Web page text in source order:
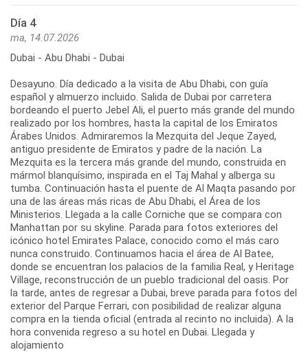
Día 4
ma, 14.07.2026
Dubai - Abu Dhabi - Dubai
Desayuno. Día dedicado a la visita de Abu Dhabi, con guía
español y almuerzo incluido. Salida de Dubai por carretera
bordeando el puerto Jebel Ali, el puerto más grande del mundo
realizado por los hombres, hasta la capital de los Emiratos
Árabes Unidos. Admiraremos la Mezquita del Jeque Zayed,
antiguo presidente de Emiratos y padre de la nación. La
Mezquita es la tercera más grande del mundo, construida en
mármol blanquísimo, inspirada en el Taj Mahal y alberga su
tumba. Continuación hasta el puente de Al Maqta pasando por
una de las áreas más ricas de Abu Dhabi, el Área de los
Ministerios. Llegada a la calle Corniche que se compara con
Manhattan por su skyline. Parada para fotos exteriores del
icónico hotel Emirates Palace, conocido como el más caro
nunca construido. Continuamos hacia el área de Al Batee,
donde se encuentran los palacios de la familia Real, y Heritage
Village, reconstrucción de un pueblo tradicional del oasis. Por
la tarde, antes de regresar a Dubai, breve parada para fotos del
exterior del Parque Ferrari, con posibilidad de realizar alguna
compra en la tienda oficial (entrada al recinto no incluida). A la
hora convenida regreso a su hotel en Dubai. Llegada y
alojamiento